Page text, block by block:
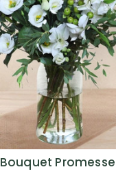
Bouquet Promesse